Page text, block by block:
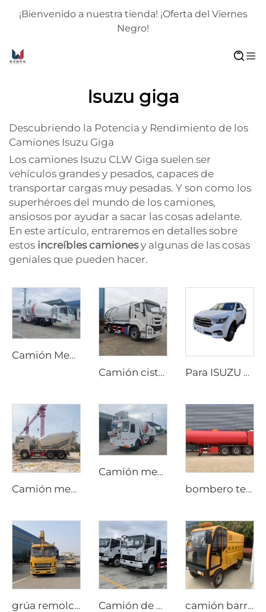
¡Bienvenido a nuestra tienda! ¡Oferta del Viernes
Negro!
Isuzu giga
Descubriendo la Potencia y Rendimiento de los
Camiones Isuzu Giga
Los camiones Isuzu CLW Giga suelen ser
vehículos grandes y pesados, capaces de
transportar cargas muy pesadas. Y son como los
superhéroes del mundo de los camiones,
ansiosos por ayudar a sacar las cosas adelante.
En este artículo, entraremos en detalles sobre
estos increíbles camionesy algunas de las cosas
geniales que pueden hacer.
Camión Mezclador de Cemento Diesel Personalizado con Opciones de Transmisión Manual o Automática y Dirección Bidireccional para Producción en Túneles
Camión cisterna vacío de succión para alcantarillado ISUZU 4x2 12000 litros 12 toneladas, camión para pozos sépticos, diésel, para servicios de saneamiento, manual
Para ISUZU Explorer T30, camioneta mini 4x4 automática, doble cabina, diésel, dirección a la izquierda, fila simple, nueva condición
Camión mezclador de cemento Shacman F3000 con carga automática, 10CBM y 12CBM, gran bomba de concreto para mezcla y entrega de concreto
Camión mezclador de concreto de transmisión manual de alta calidad 4.0M3, nuevo, diésel, con carga automática, conducción bidireccional
bombero teñidor
grúa remolcadora Camión de basura compacto SHACMAN de 6 CBM camión barredor mini